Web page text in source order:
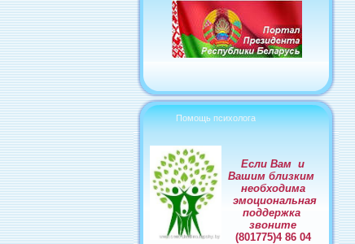
Помощь психолога
Если Вам и
Вашим близким
необходима
эмоциональная
поддержка
звоните
(801775)4 86 04